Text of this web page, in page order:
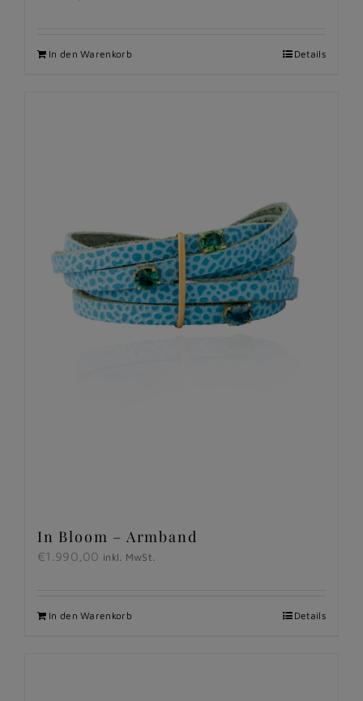
In den Warenkorb Details
In Bloom – Armband
€1.990,00 inkl. MwSt.
In den Warenkorb Details